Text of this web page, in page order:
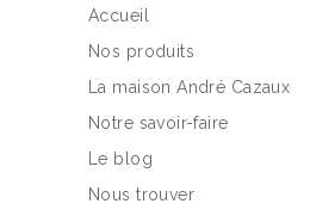
Accueil
Nos produits
La maison André Cazaux
Notre savoir-faire
Le blog
Nous trouver